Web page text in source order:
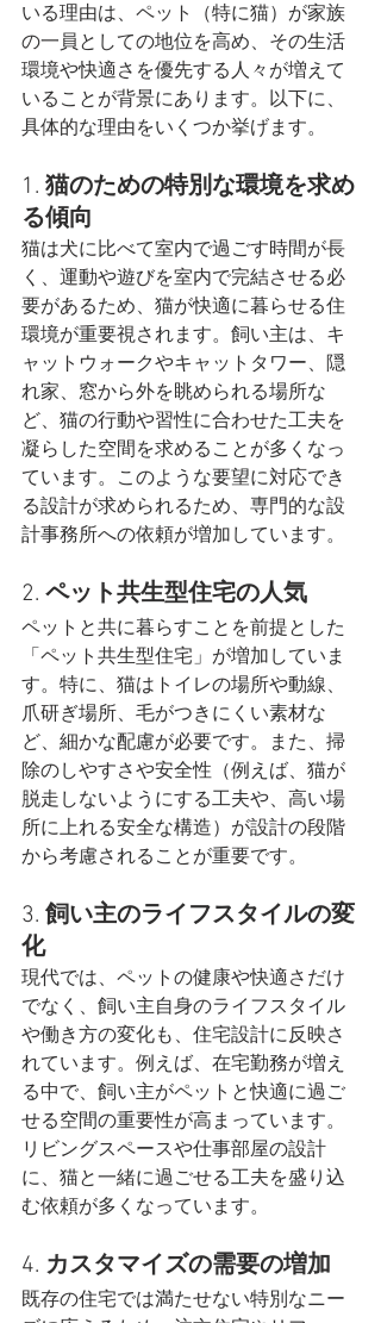
いる理由は、ペット（特に猫）が家族
の一員としての地位を高め、その生活
環境や快適さを優先する人々が増えて
いることが背景にあります。以下に、
具体的な理由をいくつか挙げます。
1. 猫のための特別な環境を求め
る傾向
猫は犬に比べて室内で過ごす時間が長
く、運動や遊びを室内で完結させる必
要があるため、猫が快適に暮らせる住
環境が重要視されます。飼い主は、キ
ャットウォークやキャットタワー、隠
れ家、窓から外を眺められる場所な
ど、猫の行動や習性に合わせた工夫を
凝らした空間を求めることが多くなっ
ています。このような要望に対応でき
る設計が求められるため、専門的な設
計事務所への依頼が増加しています。
2. ペット共生型住宅の人気
ペットと共に暮らすことを前提とした
「ペット共生型住宅」が増加していま
す。特に、猫はトイレの場所や動線、
爪研ぎ場所、毛がつきにくい素材な
ど、細かな配慮が必要です。また、掃
除のしやすさや安全性（例えば、猫が
脱走しないようにする工夫や、高い場
所に上れる安全な構造）が設計の段階
から考慮されることが重要です。
3. 飼い主のライフスタイルの変
化
現代では、ペットの健康や快適さだけ
でなく、飼い主自身のライフスタイル
や働き方の変化も、住宅設計に反映さ
れています。例えば、在宅勤務が増え
る中で、飼い主がペットと快適に過ご
せる空間の重要性が高まっています。
リビングスペースや仕事部屋の設計
に、猫と一緒に過ごせる工夫を盛り込
む依頼が多くなっています。
4. カスタマイズの需要の増加
既存の住宅では満たせない特別なニー